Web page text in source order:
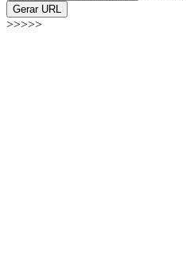
Gerar URL
>>>>>